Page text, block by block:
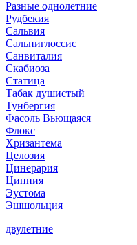
Разные однолетние
Рудбекия
Сальвия
Сальпиглоссис
Санвиталия
Скабиоза
Статица
Табак душистый
Тунбергия
Фасоль Вьющаяся
Флокс
Хризантема
Целозия
Цинерария
Цинния
Эустома
Эшшольция
двулетние